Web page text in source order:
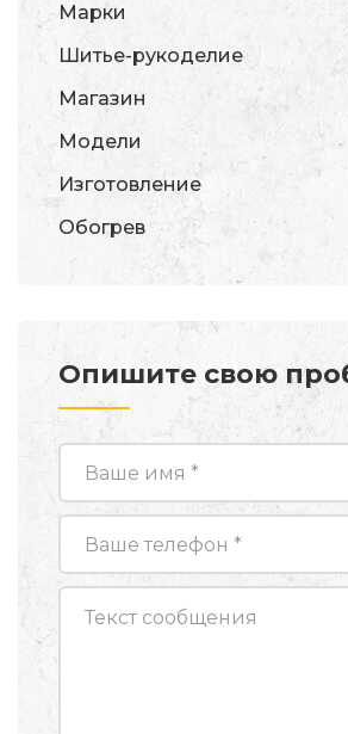
Марки
Шитье-рукоделие
Магазин
Модели
Изготовление
Обогрев
Опишите свою